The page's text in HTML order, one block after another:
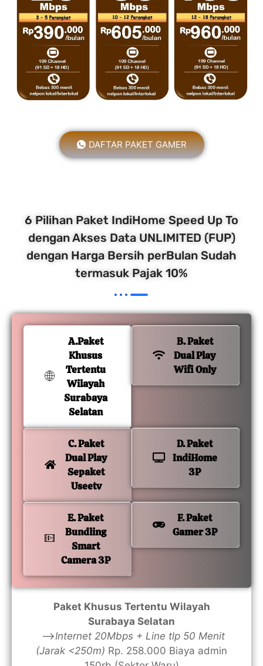
DAFTAR PAKET GAMER
6 Pilihan Paket IndiHome Speed Up To
dengan Akses Data UNLIMITED (FUP)
dengan Harga Bersih perBulan Sudah
termasuk Pajak 10%
A.Paket
Khusus
Tertentu
Wilayah
Surabaya
Selatan
B. Paket
Dual Play
Wifi Only
C. Paket
Dual Play
Sepaket
Useetv
D. Paket
IndiHome
3P
E. Paket
Bundling
Smart
Camera 3P
F. Paket
Gamer 3P
Paket Khusus Tertentu Wilayah
Surabaya Selatan
—>Internet 20Mbps + Line tlp 50 Menit
(Jarak <250m) Rp. 258.000 Biaya admin